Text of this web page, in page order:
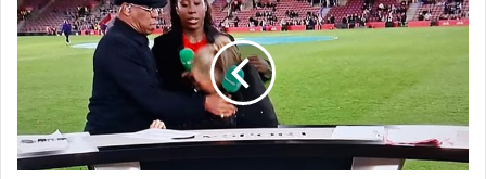
se
srušila
u
pored
legende
Arsenala,